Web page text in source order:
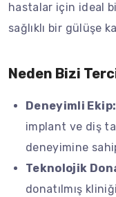
hastalar için ideal
sağlıklı bir gülüşe
Neden Bizi
Deneyimli Ekip:
implant ve diş
deneyimine
Teknolojik
donatılmış